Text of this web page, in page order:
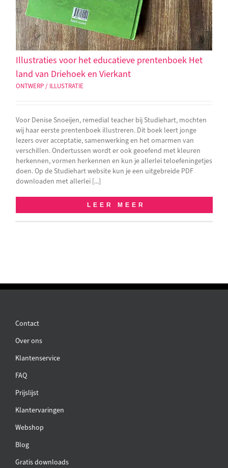
Illustraties voor het educatieve prentenboek Het
land van Driehoek en Vierkant
ONTWERP / ILLUSTRATIE
Voor Denise Snoeijen, remedial teacher bij Studiehart, mochten
wij haar eerste prentenboek illustreren. Dit boek leert jonge
lezers over acceptatie, samenwerking en het omarmen van
verschillen. Ondertussen wordt er ook geoefend met kleuren
herkennen, vormen herkennen en kun je allerlei teloefeningetjes
doen. Op de Studiehart website kun je een uitgebreide PDF
downloaden met allerlei [...]
LEER MEER
Contact
Over ons
Klantenservice
FAQ
Prijslijst
Klantervaringen
Webshop
Blog
Gratis downloads